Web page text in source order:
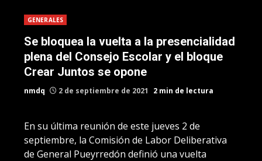
GENERALES
Se bloquea la vuelta a la presencialidad
plena del Consejo Escolar y el bloque
Crear Juntos se opone
nmdq 2 de septiembre de 2021 2 min de lectura
En su última reunión de este jueves 2 de
septiembre, la Comisión de Labor Deliberativa
de General Pueyrredón definió una vuelta